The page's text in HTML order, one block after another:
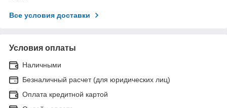
Все условия доставки
Условия оплаты
Наличными
Безналичный расчет (для юридических лиц)
Оплата кредитной картой